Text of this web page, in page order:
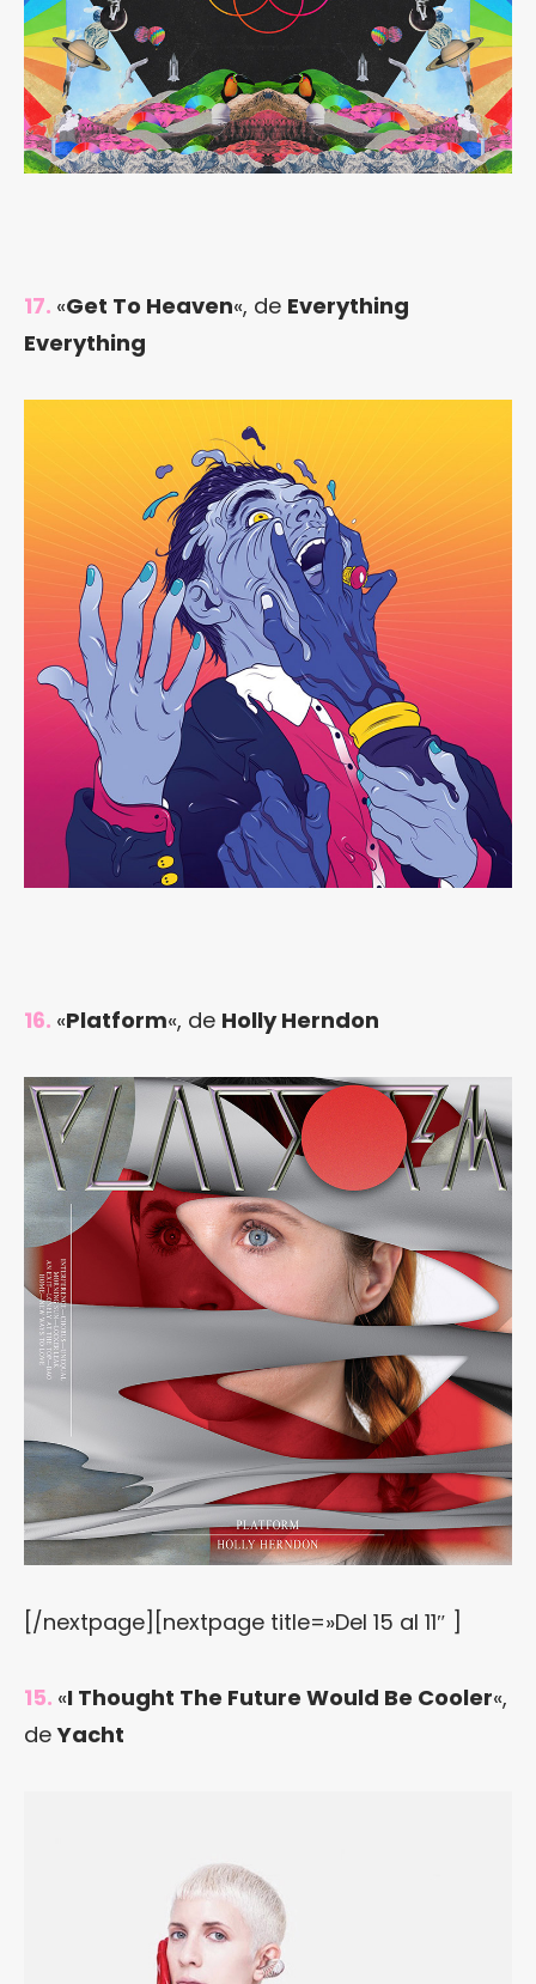
17. «Get To Heaven«, de Everything
Everything
16. «Platform«, de Holly Herndon
[/nextpage][nextpage title=»Del 15 al 11″ ]
15. «I Thought The Future Would Be Cooler«,
deYacht